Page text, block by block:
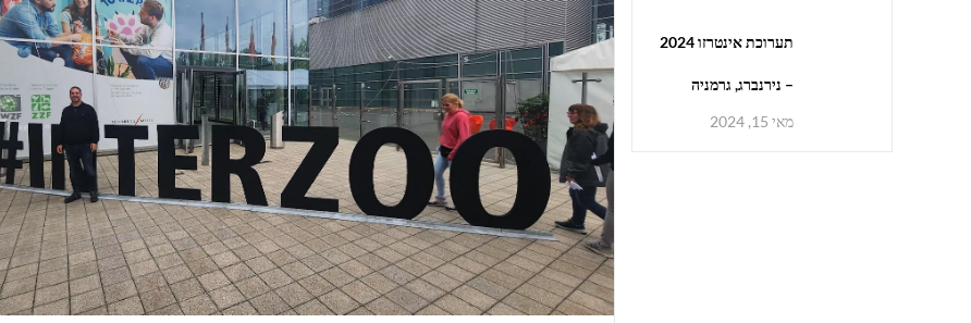
תערוכת אינטרזו 2024
– נירנברג, גרמניה
מאי 15, 2024